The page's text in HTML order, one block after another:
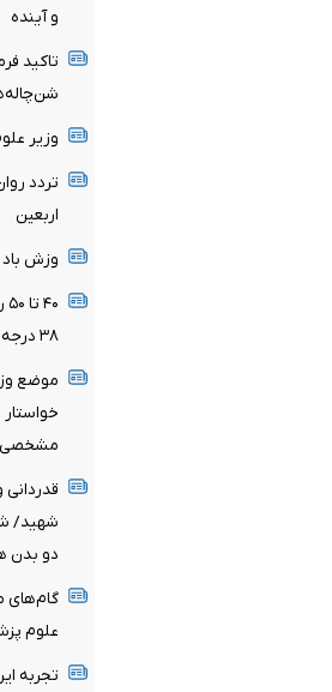
و آینده
تاکید
وزیر
تردد
اربعین
وزش
۳۸ درجه می‌رسد
مشخصی
شهید/
دو بدن
گام‌های
علوم
تجربه